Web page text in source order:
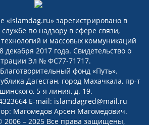
«islamdag.ru» зарегистрировано в
по надзору в сфере связи,
и массовых коммуникаций
декабря 2017 года. Свидетельство о
Эл № ФС77-71717.
фонд «Путь».
Дагестан, город Махачкала, пр-т
5-я линия, д. 19.
E-mail: islamdagred@mail.ru
Магомедов Арсен Магомедович.
2006 – 2025 Все права защищены,